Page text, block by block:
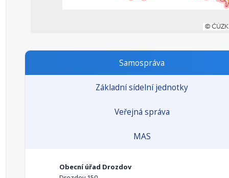
Samospráva
Základní sídelní jednotky
Veřejná správa
MAS
Obecní úřad Drozdov